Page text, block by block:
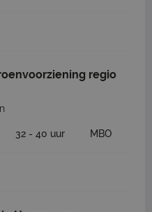
regio
32 - 40 uur MBO